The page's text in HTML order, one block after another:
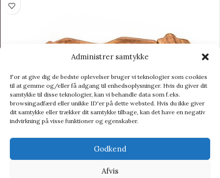
Administrer samtykke
For at give dig de bedste oplevelser bruger vi teknologier som cookies
til at gemme og/eller få adgang til enhedsoplysninger. Hvis du giver dit
samtykke til disse teknologier, kan vi behandle data som f.eks.
browsingadfærd eller unikke ID'er på dette websted. Hvis du ikke giver
dit samtykke eller trækker dit samtykke tilbage, kan det have en negativ
indvirkning på visse funktioner og egenskaber.
Godkend
Afvis